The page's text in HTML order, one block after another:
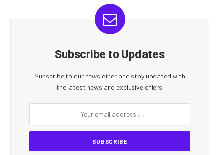
Subscribe to Updates
Subscribe to our newsletter and stay updated with
the latest news and exclusive offers.